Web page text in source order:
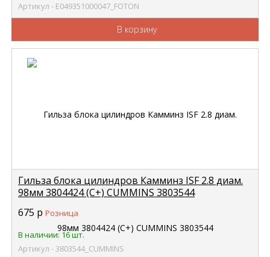
Артикул - Е049351000047_FOTON
В корзину
Гильза блока цилиндров Камминз ISF 2.8 диам.
98мм 3804424 (С+) CUMMINS 3803544
675 р Розница
В наличии: 16 шт.
Артикул - 3803544_CUMMINS